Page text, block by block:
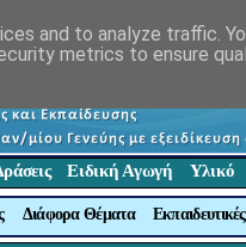
Ειδική Αγωγή Υλικό
Διάφορα Θέματα
and to analyze traffic.
metrics to ensure